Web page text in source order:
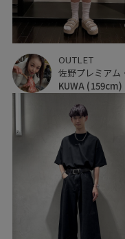
OUTLET
KUWA (159cm)